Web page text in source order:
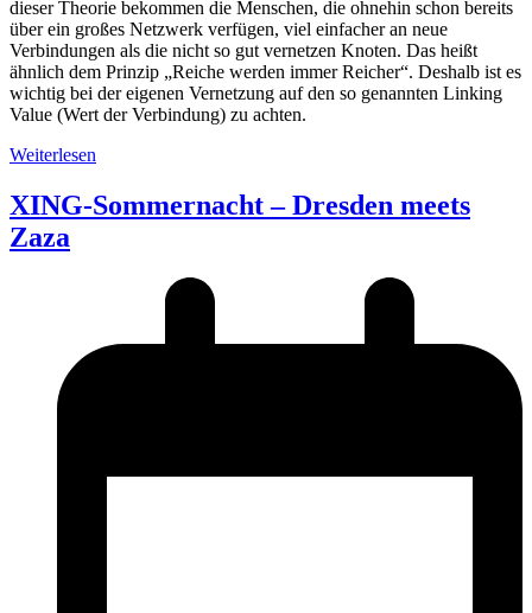
dieser Theorie bekommen die Menschen, die ohnehin schon bereits
über ein großes Netzwerk verfügen, viel einfacher an neue
Verbindungen als die nicht so gut vernetzen Knoten. Das heißt
ähnlich dem Prinzip „Reiche werden immer Reicher“. Deshalb ist es
wichtig bei der eigenen Vernetzung auf den so genannten Linking
Value (Wert der Verbindung) zu achten.
Weiterlesen
XING-Sommernacht – Dresden meets
Zaza